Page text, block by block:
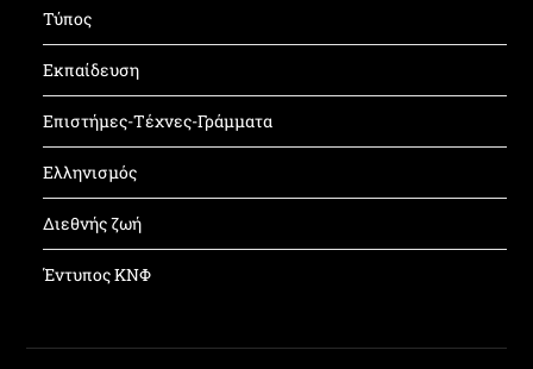
Τύπος
Εκπαίδευση
Επιστήμες-Τέχνες-Γράμματα
Ελληνισμός
Διεθνής ζωή
Έντυπος ΚΝΦ